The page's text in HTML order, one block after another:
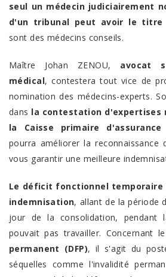
seul un médecin judiciairement
d'un tribunal peut avoir le titre
sont des médecins conseils.
Maître Johan ZENOU, avocat
médical, contestera tout vice de
nomination des médecins-experts.
dans la contestation d'expertises
la Caisse primaire d'assurance
pourra améliorer la
vous garantir une meilleure
Le déficit fonctionnel temporaire
indemnisation, allant de la période
jour de la consolidation, pendant
pouvait pas travailler. Concernant le
permanent (DFP), il s'agit du
séquelles comme l'invalidité